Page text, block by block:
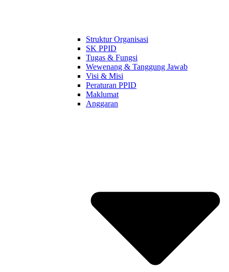
Struktur Organisasi
SK PPID
Tugas & Fungsi
Wewenang & Tanggung Jawab
Visi & Misi
Peraturan PPID
Maklumat
Anggaran